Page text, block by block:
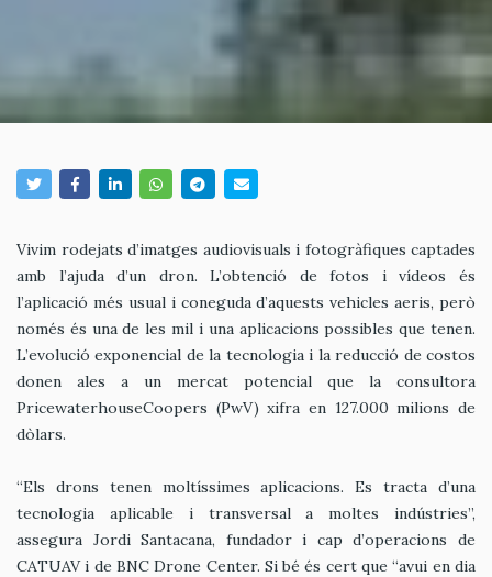
Vivim rodejats d’imatges audiovisuals i fotogràfiques captades
amb l’ajuda d’un dron. L’obtenció de fotos i vídeos és
l’aplicació més usual i coneguda d’aquests vehicles aeris, però
només és una de les mil i una aplicacions possibles que tenen.
L’evolució exponencial de la tecnologia i la reducció de costos
donen ales a un mercat potencial que la consultora
PricewaterhouseCoopers (PwV) xifra en 127.000 milions de
dòlars.
“Els drons tenen moltíssimes aplicacions. Es tracta d’una
tecnologia aplicable i transversal a moltes indústries”,
assegura Jordi Santacana, fundador i cap d’operacions de
CATUAV i de BNC Drone Center. Si bé és cert que “avui en dia